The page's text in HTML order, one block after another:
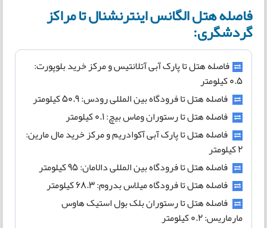
فاصله هتل الگانس اینترنشنال تا مراکز
گردشگری:
فاصله هتل تا پارک آبی آتلانتیس و مرکز خرید بلوپورت:
0.5 کیلومتر
فاصله هتل تا فرودگاه بین المللی رودس: 50.9 کیلومتر
فاصله هتل تا رستوران وماس بیچ: 0.1 کیلومتر
فاصله هتل تا پارک آبی آکوا‌دریم و مرکز خرید مال‌ مارین:
2 کیلومتر
فاصله هتل تا فرودگاه بین المللی دالامان: 95 کیلومتر
فاصله هتل تا فرودگاه میلاس بدروم: 68.3 کیلومتر
فاصله هتل تا رستوران بلک بول استیک هاوس
مارماریس: 0.2 کیلومتر